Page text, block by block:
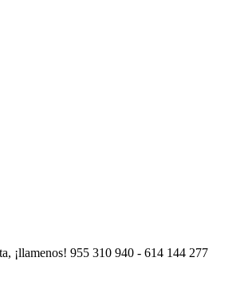
¡llamenos! 955 310 940 - 614 144 277